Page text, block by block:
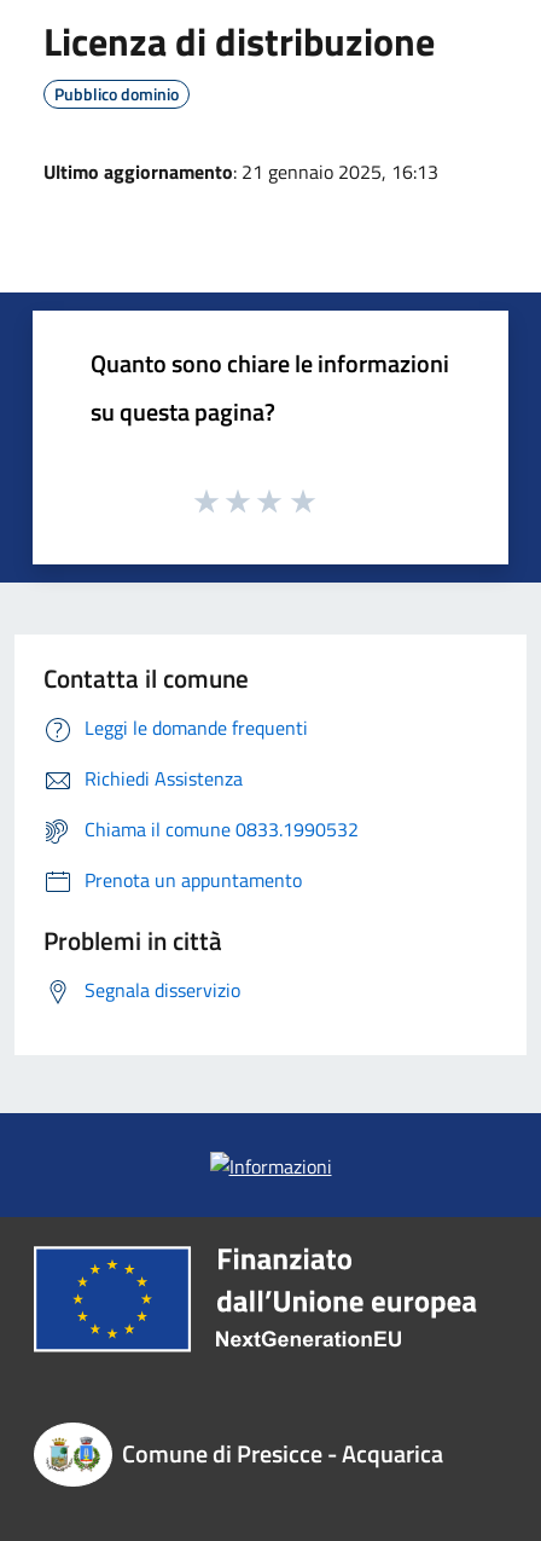
Licenza di distribuzione
Pubblico dominio
Ultimo aggiornamento: 21 gennaio 2025, 16:13
Quanto sono chiare le informazioni
su questa pagina?
Contatta il comune
Leggi le domande frequenti
Richiedi Assistenza
Chiama il comune 0833.1990532
Prenota un appuntamento
Problemi in città
Segnala disservizio
Comune di Presicce - Acquarica